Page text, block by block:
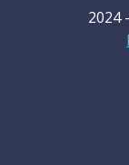
2024